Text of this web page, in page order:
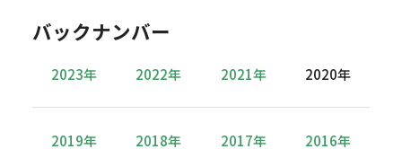
バックナンバー
2023年 2022年 2021年 2020年
2019年 2018年 2017年 2016年